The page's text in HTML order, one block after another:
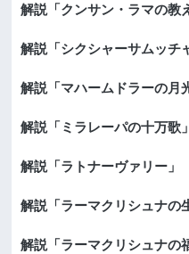
解説「クンサン・ラマの教
解説「シクシャーサムッチ
解説「マハームドラーの月
解説「ミラレーパの十万歌」
解説「ラトナーヴァリー」
解説「ラーマクリシュナの
解説「ラーマクリシュナの